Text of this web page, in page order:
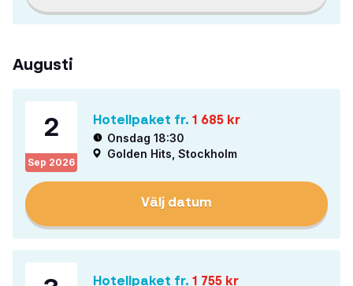
Augusti
2
Sep 2026
Hotellpaket fr. 1 685 kr
Onsdag 18:30
Golden Hits, Stockholm
Välj datum
Hotellpaket fr. 1 755 kr